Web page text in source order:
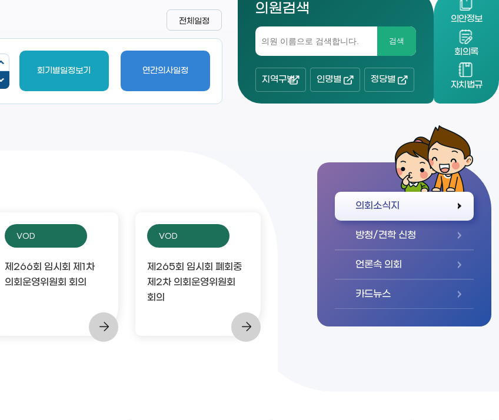
회기별일정보기 연간의사일정
전체일정
의원검색
검색
지역구별 인명별 정당별
의안정보
회의록
자치법규
VOD
제266회 임시회 제1차
의회운영위원회 회의
VOD
제265회 임시회 폐회중
제2차 의회운영위원회
회의
의회소식지
방청/견학 신청
언론속 의회
카드뉴스